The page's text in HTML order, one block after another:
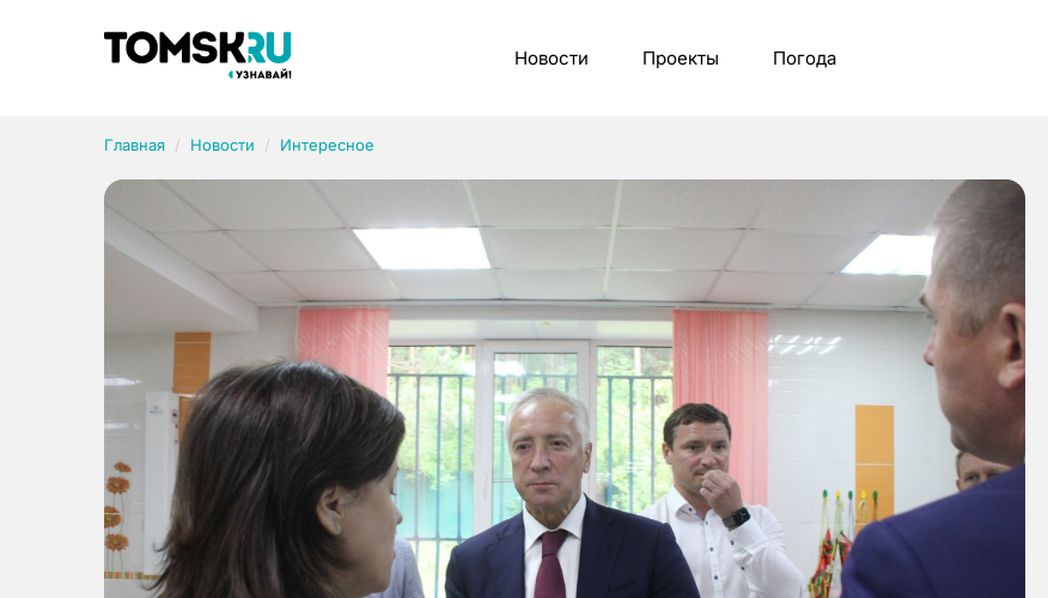
Новости Проекты Погода
Главная Новости Интересное
Рубрики